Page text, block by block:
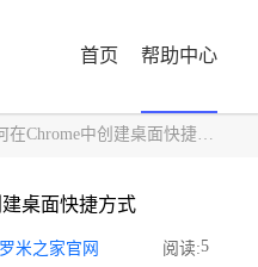
首页 帮助中心
在Chrome中创建桌面快捷方式
桌面快捷方式
米之家官网 阅读:5